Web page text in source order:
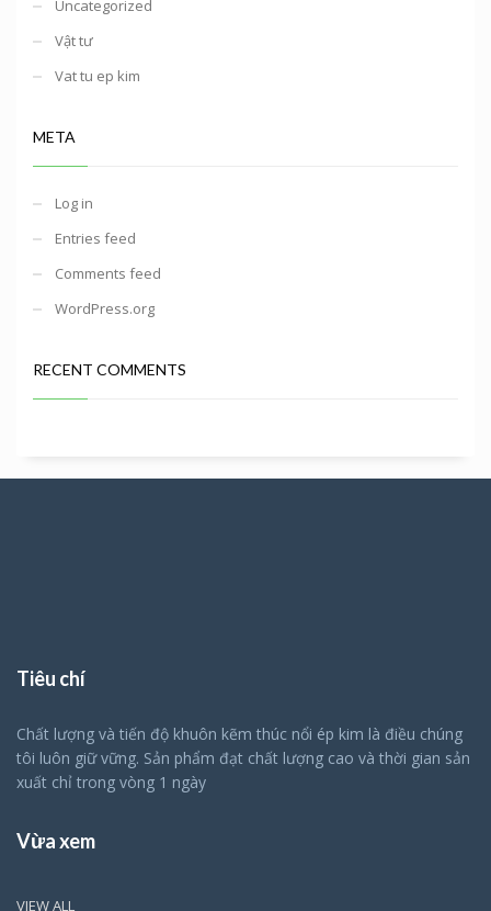
Uncategorized
Vật tư
Vat tu ep kim
META
Log in
Entries feed
Comments feed
WordPress.org
RECENT COMMENTS
Tiêu chí
Chất lượng và tiến độ khuôn kẽm thúc nổi ép kim là điều chúng
tôi luôn giữ vững. Sản phẩm đạt chất lượng cao và thời gian sản
xuất chỉ trong vòng 1 ngày
Vừa xem
VIEW ALL